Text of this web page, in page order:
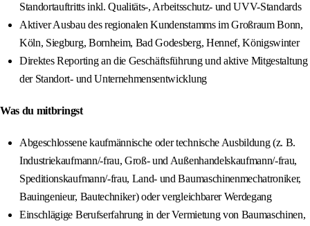
Standortauftritts inkl. Qualitäts-, Arbeitsschutz- und UVV-Standards
Aktiver Ausbau des regionalen Kundenstamms im Großraum Bonn,
Köln, Siegburg, Bornheim, Bad Godesberg, Hennef, Königswinter
Direktes Reporting an die Geschäftsführung und aktive Mitgestaltung
der Standort- und Unternehmensentwicklung
Was du mitbringst
Abgeschlossene kaufmännische oder technische Ausbildung (z. B.
Industriekaufmann/-frau, Groß- und Außenhandelskaufmann/-frau,
Speditionskaufmann/-frau, Land- und Baumaschinenmechatroniker,
Bauingenieur, Bautechniker) oder vergleichbarer Werdegang
Einschlägige Berufserfahrung in der Vermietung von Baumaschinen,